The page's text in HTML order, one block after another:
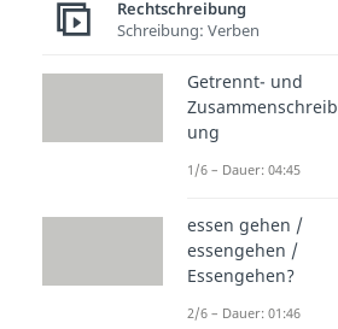
Rechtschreibung
Schreibung: Verben
Getrennt- und
Zusammenschreib
ung
1/6 – Dauer: 04:45
essen gehen /
essengehen /
Essengehen?
2/6 – Dauer: 01:46